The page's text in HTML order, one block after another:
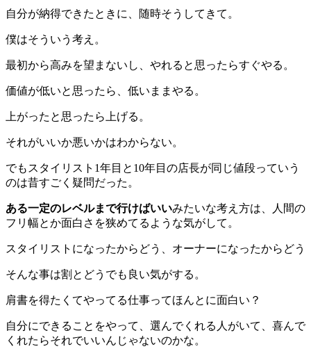
自分が納得できたときに、随時そうしてきて。
僕はそういう考え。
最初から高みを望まないし、やれると思ったらすぐやる。
価値が低いと思ったら、低いままやる。
上がったと思ったら上げる。
それがいいか悪いかはわからない。
でもスタイリスト1年目と10年目の店長が同じ値段っていう
のは昔すごく疑問だった。
ある一定のレベルまで行けばいいみたいな考え方は、人間の
フリ幅とか面白さを狭めてるような気がして。
スタイリストになったからどう、オーナーになったからどう
そんな事は割とどうでも良い気がする。
肩書を得たくてやってる仕事ってほんとに面白い？
自分にできることをやって、選んでくれる人がいて、喜んで
くれたらそれでいいんじゃないのかな。